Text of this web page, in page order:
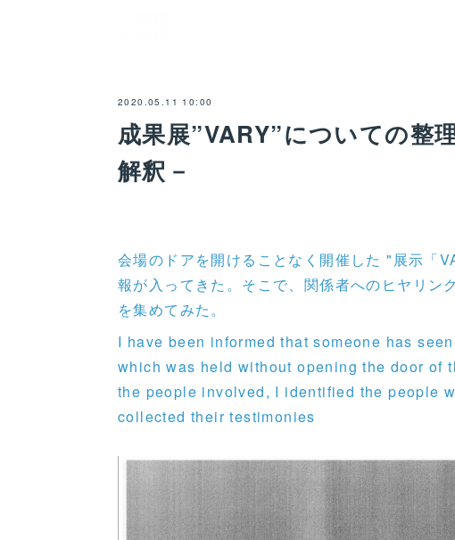
2020.05.11 10:00
成果展”VARY”についての整
解釈－
会場のドアを開けることなく開催した "展示「
報が入ってきた。そこで、関係者へのヒヤリン
を集めてみた。
I have been informed that someone has
which was held without opening the door of
the people involved, I identified the people
collected their testimonies